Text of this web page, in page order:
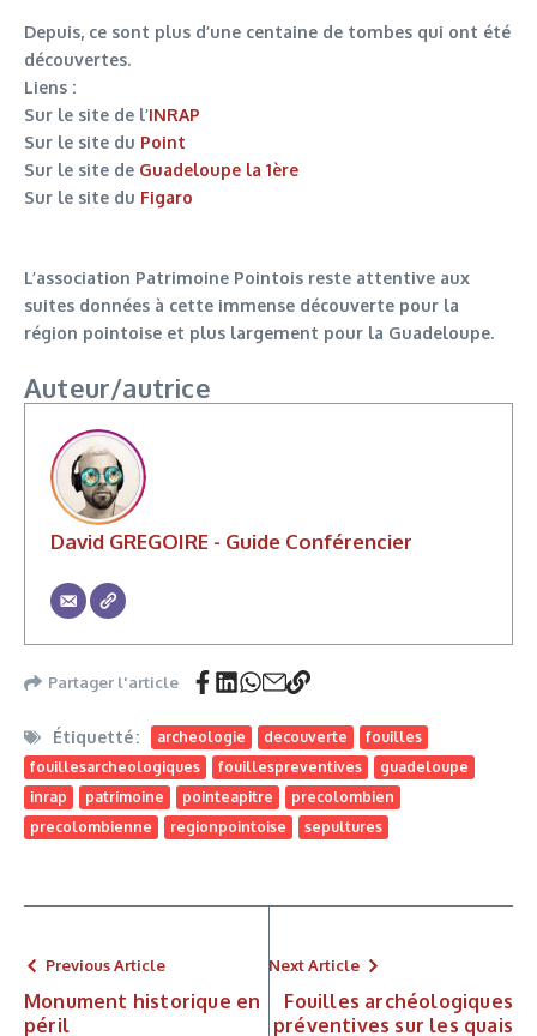
Depuis, ce sont plus d’une centaine de tombes qui ont été
découvertes.
Liens :
Sur le site de l’INRAP
Sur le site du Point
Sur le site de Guadeloupe la 1ère
Sur le site du Figaro
L’association Patrimoine Pointois reste attentive aux
suites données à cette immense découverte pour la
région pointoise et plus largement pour la Guadeloupe.
Auteur/autrice
David GREGOIRE - Guide Conférencier
Partager l'article
Étiquetté : archeologie decouverte
fouilles
fouillesarcheologiques
fouillespreventives
guadeloupe
inrap
patrimoine pointeapitre
precolombien
precolombienne
regionpointoise sepultures
Previous Article
Monument historique en
péril
Next Article
Fouilles archéologiques
préventives sur les quais